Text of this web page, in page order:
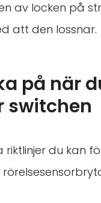
av locken på
att den lossnar.
på när
switchen
riktlinjer du kan